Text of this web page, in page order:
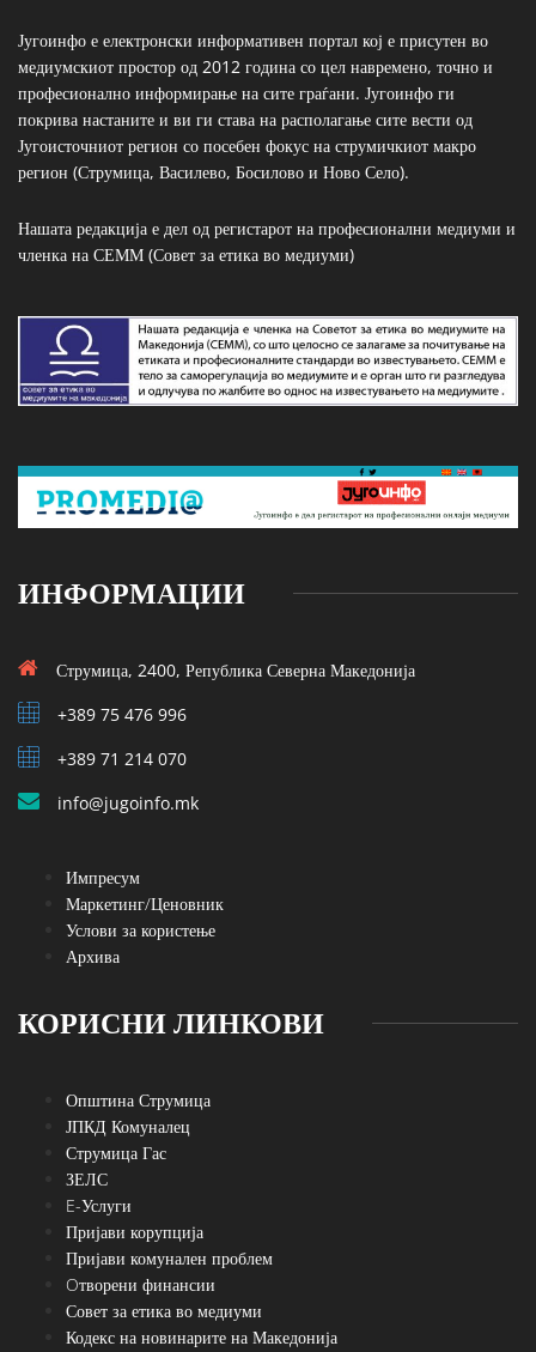
Југоинфо е електронски информативен портал кој е присутен во
медиумскиот простор од 2012 година со цел навремено, точно и
професионално информирање на сите граѓани. Југоинфо ги
покрива настаните и ви ги става на располагање сите вести од
Југоисточниот регион со посебен фокус на струмичкиот макро
регион (Струмица, Василево, Босилово и Ново Село).
Нашата редакција е дел од регистарот на професионални медиуми и
членка на СЕММ (Совет за етика во медиуми)
ИНФОРМАЦИИ
Струмица, 2400, Република Северна Македонија
+389 75 476 996
+389 71 214 070
info@jugoinfo.mk
Импресум
Маркетинг/Ценовник
Услови за користење
Архива
КОРИСНИ ЛИНКОВИ
Општина Струмица
ЈПКД Комуналец
Струмица Гас
ЗЕЛС
E-Услуги
Пријави корупција
Пријави комунален проблем
Oтворени финансии
Совет за етика во медиуми
Кодекс на новинарите на Македонија